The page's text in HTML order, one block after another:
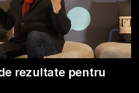
rezultate pentru